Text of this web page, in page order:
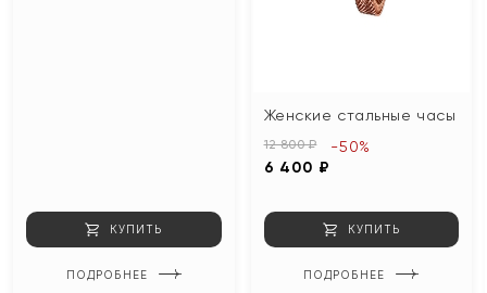
КУПИТЬ
ПОДРОБНЕЕ
Женские стальные часы
12 800 ₽
6 400 ₽
-50%
КУПИТЬ
ПОДРОБНЕЕ